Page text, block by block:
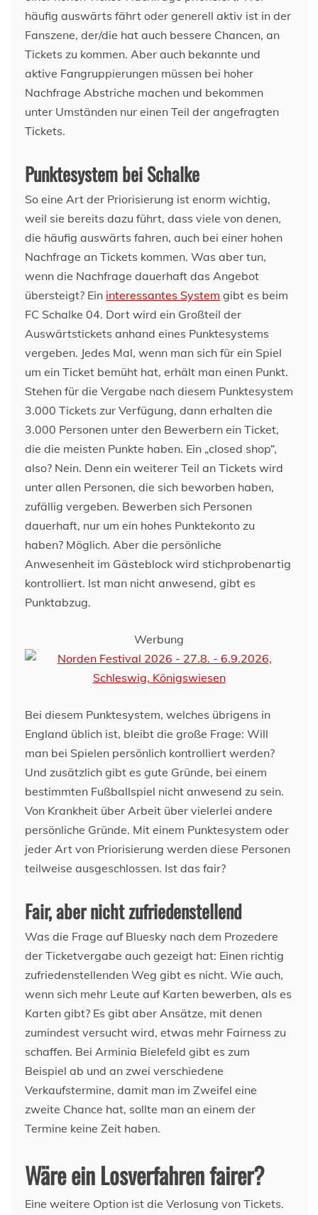
häufig auswärts fährt oder generell aktiv ist in der
Fanszene, der/die hat auch bessere Chancen, an
Tickets zu kommen. Aber auch bekannte und
aktive Fangruppierungen müssen bei hoher
Nachfrage Abstriche machen und bekommen
unter Umständen nur einen Teil der angefragten
Tickets.
Punktesystem bei Schalke
So eine Art der Priorisierung ist enorm wichtig,
weil sie bereits dazu führt, dass viele von denen,
die häufig auswärts fahren, auch bei einer hohen
Nachfrage an Tickets kommen. Was aber tun,
wenn die Nachfrage dauerhaft das Angebot
übersteigt? Ein interessantes System gibt es beim
FC Schalke 04. Dort wird ein Großteil der
Auswärtstickets anhand eines Punktesystems
vergeben. Jedes Mal, wenn man sich für ein Spiel
um ein Ticket bemüht hat, erhält man einen Punkt.
Stehen für die Vergabe nach diesem Punktesystem
3.000 Tickets zur Verfügung, dann erhalten die
3.000 Personen unter den Bewerbern ein Ticket,
die die meisten Punkte haben. Ein „closed shop“,
also? Nein. Denn ein weiterer Teil an Tickets wird
unter allen Personen, die sich beworben haben,
zufällig vergeben. Bewerben sich Personen
dauerhaft, nur um ein hohes Punktekonto zu
haben? Möglich. Aber die persönliche
Anwesenheit im Gästeblock wird stichprobenartig
kontrolliert. Ist man nicht anwesend, gibt es
Punktabzug.
Werbung
Bei diesem Punktesystem, welches übrigens in
England üblich ist, bleibt die große Frage: Will
man bei Spielen persönlich kontrolliert werden?
Und zusätzlich gibt es gute Gründe, bei einem
bestimmten Fußballspiel nicht anwesend zu sein.
Von Krankheit über Arbeit über vielerlei andere
persönliche Gründe. Mit einem Punktesystem oder
jeder Art von Priorisierung werden diese Personen
teilweise ausgeschlossen. Ist das fair?
Fair, aber nicht zufriedenstellend
Was die Frage auf Bluesky nach dem Prozedere
der Ticketvergabe auch gezeigt hat: Einen richtig
zufriedenstellenden Weg gibt es nicht. Wie auch,
wenn sich mehr Leute auf Karten bewerben, als es
Karten gibt? Es gibt aber Ansätze, mit denen
zumindest versucht wird, etwas mehr Fairness zu
schaffen. Bei Arminia Bielefeld gibt es zum
Beispiel ab und an zwei verschiedene
Verkaufstermine, damit man im Zweifel eine
zweite Chance hat, sollte man an einem der
Termine keine Zeit haben.
Wäre ein Losverfahren fairer?
Eine weitere Option ist die Verlosung von Tickets.